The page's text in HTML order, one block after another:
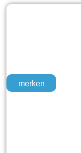
merken